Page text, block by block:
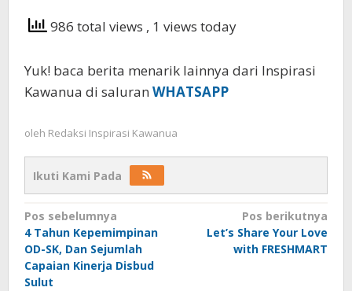
986 total views , 1 views today
Yuk! baca berita menarik lainnya dari Inspirasi
Kawanua di saluran WHATSAPP
oleh Redaksi Inspirasi Kawanua
Ikuti Kami Pada
Navigasi
pos
Pos sebelumnya
4 Tahun Kepemimpinan
OD-SK, Dan Sejumlah
Capaian Kinerja Disbud
Sulut
Pos berikutnya
Let’s Share Your Love
with FRESHMART